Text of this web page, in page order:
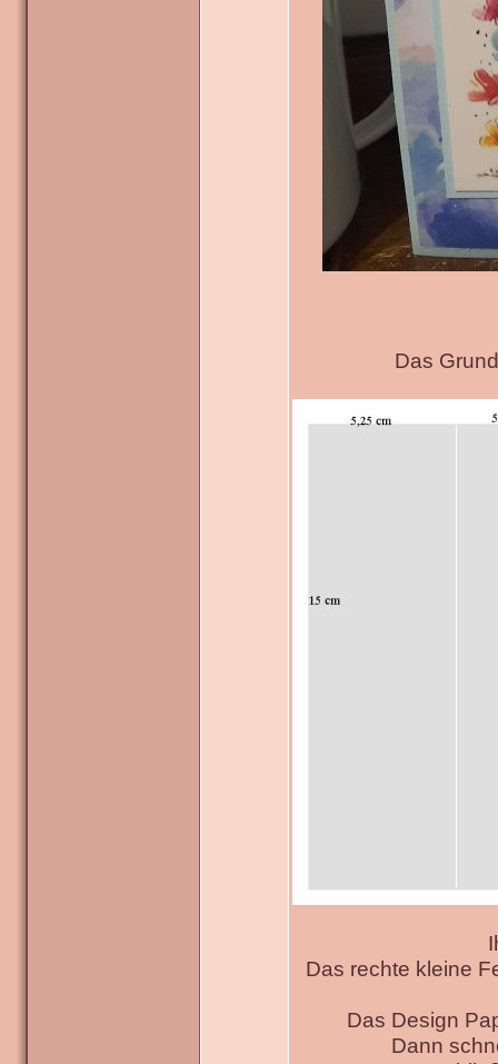
Das
Das rechte kleine
Das Design
Dann